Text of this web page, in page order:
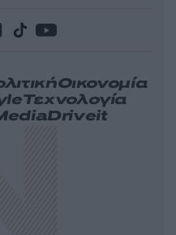
Οικονομία
Τεχνολογία
Driveit